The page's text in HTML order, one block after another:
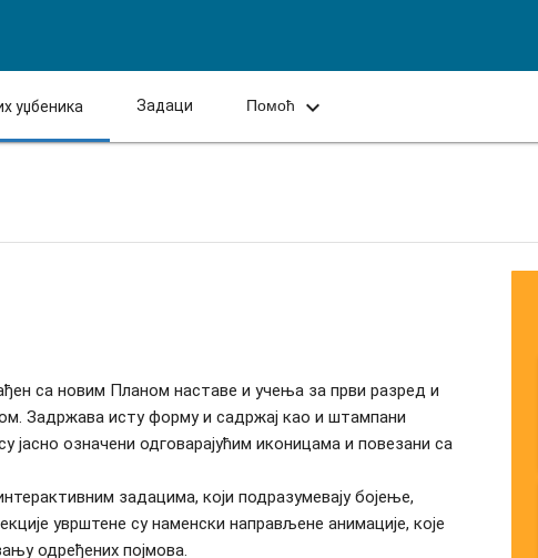
уџбеника Задаци Помоћ 
са новим Планом наставе и учења за први разред и
Задржава исту форму и садржај као и штампани
јасно означени одговарајућим иконицама и повезани са
задацима, који подразумевају бојење,
уврштене су наменски направљене анимације, које
одређених појмова.